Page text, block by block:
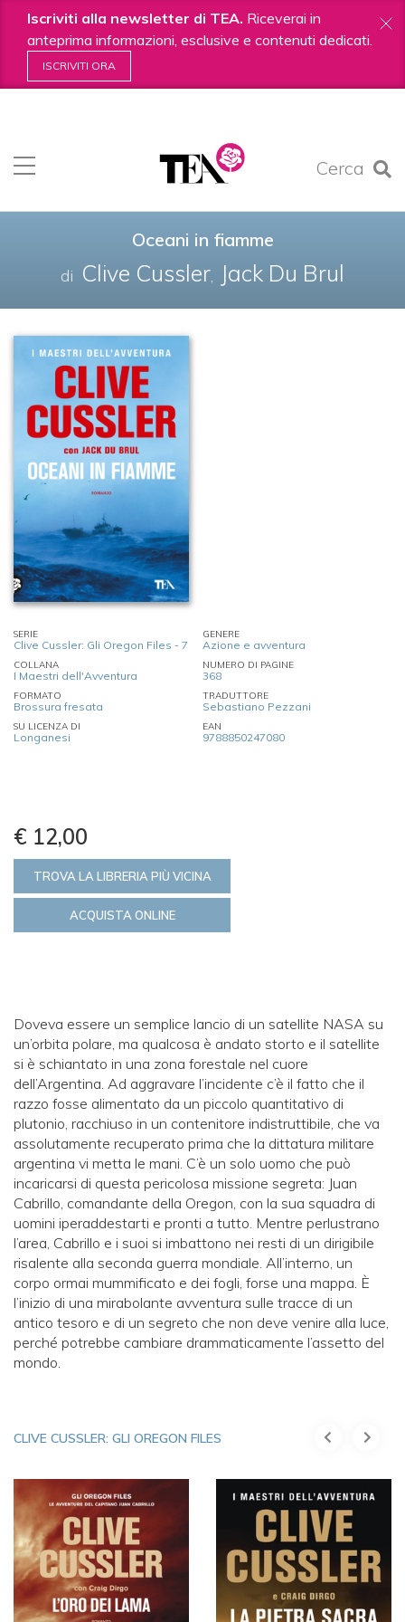
Iscriviti alla newsletter di TEA. Riceverai in
anteprima informazioni, esclusive e contenuti dedicati.
ISCRIVITI ORA
Cerca
contenuti.
|
Oceani in fiamme
di Clive Cussler, Jack Du Brul
SERIE
Clive Cussler: Gli Oregon Files - 7
GENERE
Azione e avventura
COLLANA
I Maestri dell'Avventura
NUMERO DI PAGINE
368
FORMATO
Brossura fresata
TRADUTTORE
Sebastiano Pezzani
SU LICENZA DI
Longanesi
EAN
9788850247080
€ 12,00
TROVA LA LIBRERIA PIÙ VICINA
ACQUISTA ONLINE
Doveva essere un semplice lancio di un satellite NASA su
un’orbita polare, ma qualcosa è andato storto e il satellite
si è schiantato in una zona forestale nel cuore
dell’Argentina. Ad aggravare l’incidente c’è il fatto che il
razzo fosse alimentato da un piccolo quantitativo di
plutonio, racchiuso in un contenitore indistruttibile, che va
assolutamente recuperato prima che la dittatura militare
argentina vi metta le mani. C’è un solo uomo che può
incaricarsi di questa pericolosa missione segreta: Juan
Cabrillo, comandante della Oregon, con la sua squadra di
uomini iperaddestarti e pronti a tutto. Mentre perlustrano
l’area, Cabrillo e i suoi si imbattono nei resti di un dirigibile
risalente alla seconda guerra mondiale. All’interno, un
corpo ormai mummificato e dei fogli, forse una mappa. È
l’inizio di una mirabolante avventura sulle tracce di un
antico tesoro e di un segreto che non deve venire alla luce,
perché potrebbe cambiare drammaticamente l’assetto del
mondo.
CLIVE CUSSLER: GLI OREGON FILES